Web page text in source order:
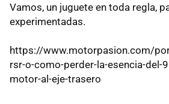
Vamos, un juguete en toda regla,
experimentadas.
https://www.motorpasion.com/
rsr-o-como-perder-la-esencia-del-
motor-al-eje-trasero